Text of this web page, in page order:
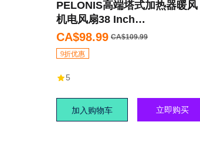
PELONIS高端塔式加热器暖风
机电风扇38 Inch
PSFT38R7BBC，冷暖二合一，
一年四季皆可用
CA$98.99 CA$109.99
9折优惠
5
加入购物车 立即购买